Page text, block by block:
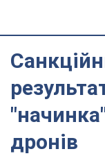
дронів